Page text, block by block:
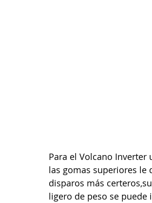
Para el Volcano Inverter
las gomas superiores le
disparos más
ligero de peso se